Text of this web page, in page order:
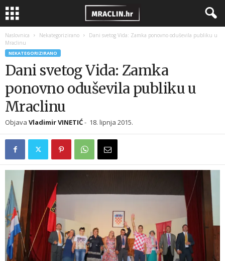
Naslovnica Nekategorizirano
Dani svetog Vida: Zamka ponovno oduševila publiku u
Mraclinu
NEKATEGORIZIRANO
Dani svetog Vida: Zamka
ponovno oduševila publiku u
Mraclinu
Objava Vladimir VINETIĆ- 18. lipnja 2015.